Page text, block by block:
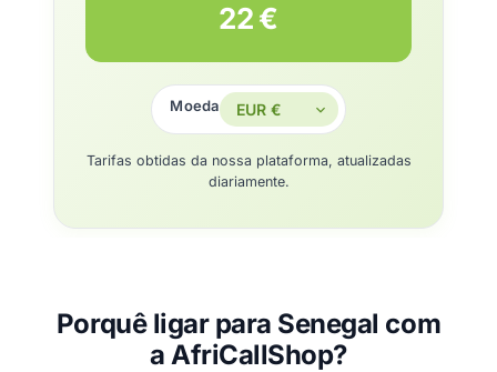
22 €
Moeda
Tarifas obtidas da nossa plataforma, atualizadas
diariamente.
Porquê ligar para Senegal com
a AfriCallShop?